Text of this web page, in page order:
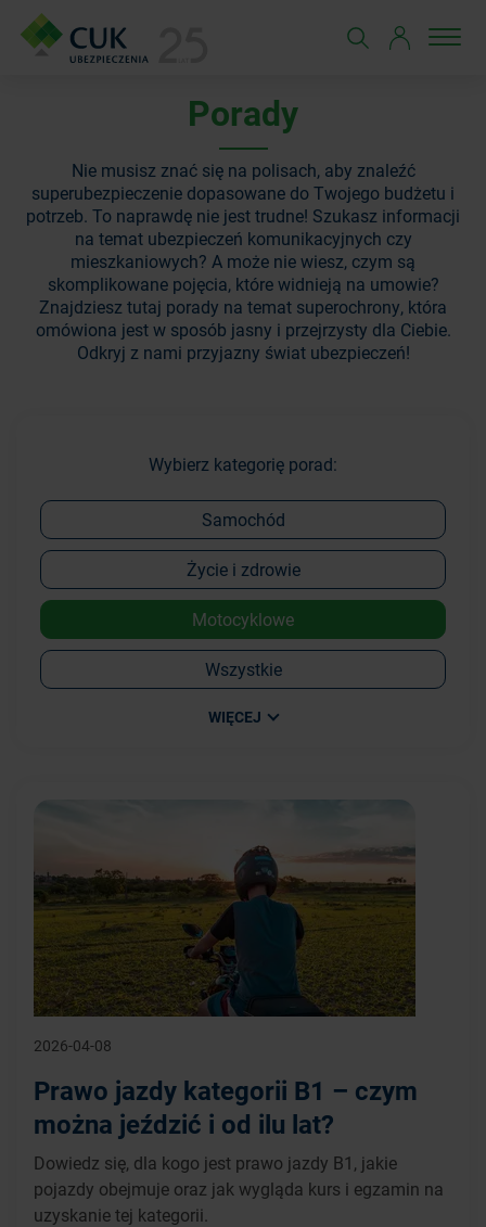
Porady
Nie musisz znać się na polisach, aby znaleźć
superubezpieczenie dopasowane do Twojego budżetu i
potrzeb. To naprawdę nie jest trudne! Szukasz informacji
na temat ubezpieczeń komunikacyjnych czy
mieszkaniowych? A może nie wiesz, czym są
skomplikowane pojęcia, które widnieją na umowie?
Znajdziesz tutaj porady na temat superochrony, która
omówiona jest w sposób jasny i przejrzysty dla Ciebie.
Odkryj z nami przyjazny świat ubezpieczeń!
Wybierz kategorię porad:
Samochód
Życie i zdrowie
Motocyklowe
Wszystkie
WIĘCEJ
2026-04-08
Prawo jazdy kategorii B1 – czym
można jeździć i od ilu lat?
Dowiedz się, dla kogo jest prawo jazdy B1, jakie
pojazdy obejmuje oraz jak wygląda kurs i egzamin na
uzyskanie tej kategorii.